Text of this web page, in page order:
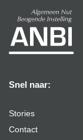
Snel naar:
Stories
Contact